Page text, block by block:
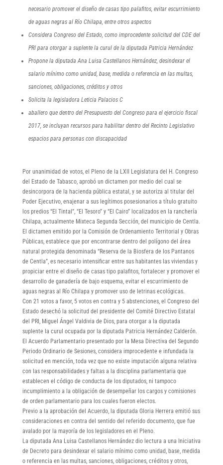
necesario promover el diseño de casas tipo palafitos, evitar escurrimiento
de aguas negras al Río Chilapa, entre otros aspectos
Considera Congreso del Estado, como improcedente solicitud del CDE del
PRI para otorgar a suplente la curul de la diputada Patricia Hernández
Propone la diputada Ana Luisa Castellanos Hernández, desindexar el
salario mínimo como unidad, base, medida o referencia en las multas,
sanciones, obligaciones, créditos y otros
Solicita la legisladora Leticia Palacios C
aballero que dentro del Presupuesto del Congreso para el ejercicio fiscal
2017, se incluyan recursos para habilitar dentro del Recinto Legislativo
espacios para personas con discapacidad
Por unanimidad de votos, el Pleno de la LXII Legislatura del H. Congreso
del Estado de Tabasco, aprobó un dictamen por medio del cual se
desincorpora de la hacienda pública estatal, y se autoriza al titular del
Poder Ejecutivo, enajenar a sus legítimos posesionarios a título gratuito
los predios “El Tintal”, “El Tesoro” y “El Cairo” localizados en la ranchería
Chilapa, actualmente Mixteca Segunda Sección, del municipio de Centla.
El dictamen emitido por la Comisión de Ordenamiento Territorial y Obras
Públicas, establece que por encontrarse dentro del polígono del área
natural protegida denominada “Reserva de la Biosfera de los Pantanos
de Centla”, es necesario intensificar entre sus habitantes las viviendas y
propiciar entre el diseño de casas tipo palafitos, fortalecer y promover el
desarrollo de ganadería de bajo esquema, evitar el escurrimiento de
aguas negras al Río Chilapa y promover uso de letrinas ecológicas.
Con 21 votos a favor, 5 votos en contra y 5 abstenciones, el Congreso del
Estado desechó la solicitud del presidente del Comité Directivo Estatal
del PRI, Miguel Ángel Valdivia de Dios, para otorgar a la diputada
suplente la curul ocupada por la diputada Patricia Hernández Calderón.
El Acuerdo Parlamentario presentado por la Mesa Directiva del Segundo
Periodo Ordinario de Sesiones, considera improcedente e infundada la
solicitud en mención, toda vez que no existe imputación alguna relativa
con las responsabilidades y faltas a la disciplina parlamentaria que
establecen el código de conducta de los diputados, ni tampoco
incumplimiento a la obligación de desempeñar los cargos y comisiones
de orden parlamentario para los cuales fueron electos.
Previo a la aprobación del Acuerdo, la diputada Gloria Herrera emitió sus
consideraciones en contra del sentido del referido documento, que fue
avalado por la mayoría de los legisladores en el Pleno.
La diputada Ana Luisa Castellanos Hernández dio lectura a una Iniciativa
de Decreto para desindexar el salario mínimo como unidad, base, medida
o referencia en las multas, sanciones, obligaciones, créditos y otros,